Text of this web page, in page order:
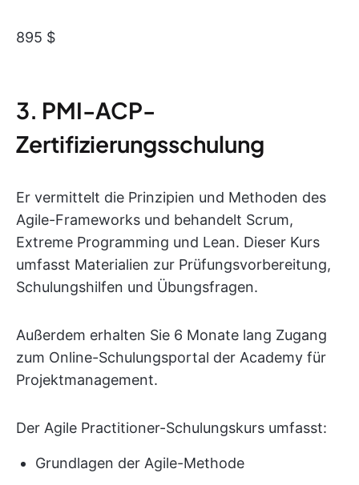
895 $
3. PMI-ACP-
Zertifizierungsschulung
Er vermittelt die Prinzipien und Methoden des
Agile-Frameworks und behandelt Scrum,
Extreme Programming und Lean. Dieser Kurs
umfasst Materialien zur Prüfungsvorbereitung,
Schulungshilfen und Übungsfragen.
Außerdem erhalten Sie 6 Monate lang Zugang
zum Online-Schulungsportal der Academy für
Projektmanagement.
Der Agile Practitioner-Schulungskurs umfasst:
Grundlagen der Agile-Methode